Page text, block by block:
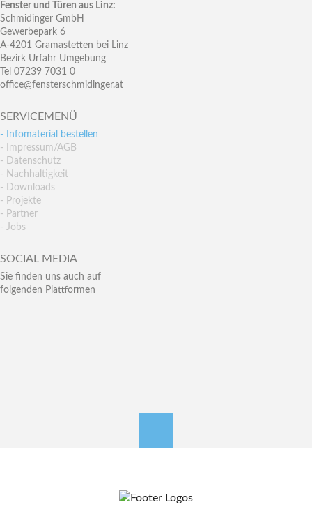
Fenster und Türen aus Linz:
Schmidinger GmbH
Gewerbepark 6
A-4201 Gramastetten bei Linz
Bezirk Urfahr Umgebung
Tel 07239 7031 0
office@fensterschmidinger.at
SERVICEMENÜ
- Infomaterial bestellen
- Impressum/AGB
- Datenschutz
- Nachhaltigkeit
- Downloads
- Projekte
- Partner
- Jobs
SOCIAL MEDIA
Sie finden uns auch auf
folgenden Plattformen